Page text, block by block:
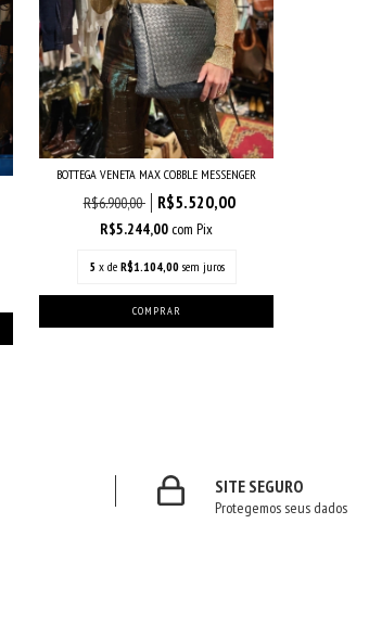
BOTTEGA VENETA MAX COBBLE MESSENGER
R$6.900,00 R$5.520,00
R$5.244,00 com Pix
5 x de R$1.104,00 sem juros
SITE SEGURO
Protegemos seus dados